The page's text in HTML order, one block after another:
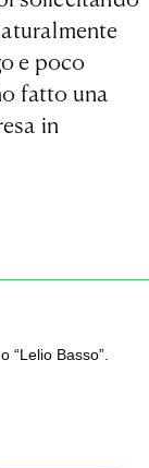
e poco
fatto una
in
“Lelio Basso”.